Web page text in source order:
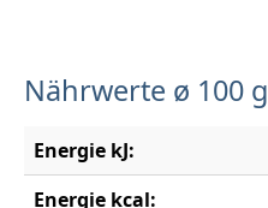
Nährwerte ø 100 g
Energie kJ:
Energie kcal: